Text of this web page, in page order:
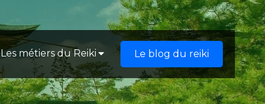
Les métiers du Reiki Le blog du reiki